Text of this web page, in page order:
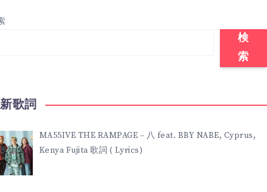
検
索
歌詞
MA55IVE THE RAMPAGE – 八 feat. BBY NABE, Cyprus,
Kenya Fujita 歌詞 ( Lyrics)